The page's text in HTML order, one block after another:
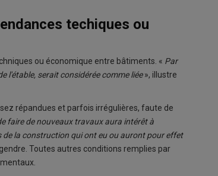
techiques ou
ou économique entre bâtiments. « Par
l'étable, serait considérée comme liée», illustre
répandues et parfois irrégulières, faute de
faire de nouveaux travaux aura intérêt à
de la construction qui ont eu ou auront pour effet
Toutes autres conditions remplies par